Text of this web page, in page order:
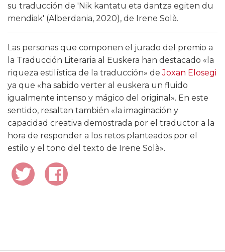
su traducción de 'Nik kantatu eta dantza egiten du
mendiak' (Alberdania, 2020), de Irene Solà.
Las personas que componen el jurado del premio a
la Traducción Literaria al Euskera han destacado «la
riqueza estilística de la traducción» deJoxan Elosegi
ya que «ha sabido verter al euskera un fluido
igualmente intenso y mágico del original». En este
sentido, resaltan también «la imaginación y
capacidad creativa demostrada por el traductor a la
hora de responder a los retos planteados por el
estilo y el tono del texto de Irene Solà».